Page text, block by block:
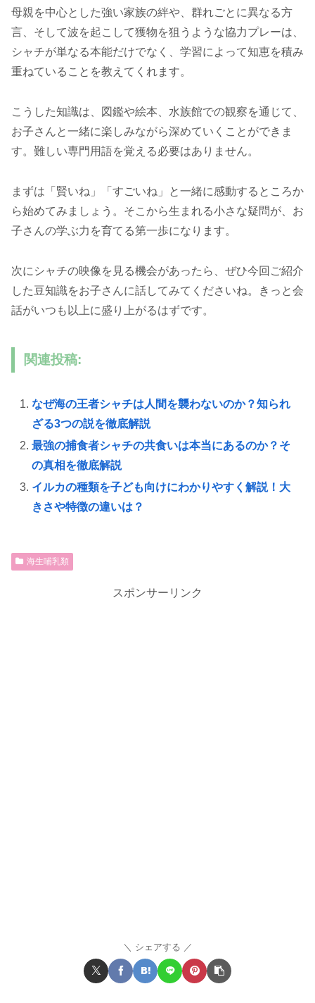
母親を中心とした強い家族の絆や、群れごとに異なる方
言、そして波を起こして獲物を狙うような協力プレーは、
シャチが単なる本能だけでなく、学習によって知恵を積み
重ねていることを教えてくれます。
こうした知識は、図鑑や絵本、水族館での観察を通じて、
お子さんと一緒に楽しみながら深めていくことができま
す。難しい専門用語を覚える必要はありません。
まずは「賢いね」「すごいね」と一緒に感動するところか
ら始めてみましょう。そこから生まれる小さな疑問が、お
子さんの学ぶ力を育てる第一歩になります。
次にシャチの映像を見る機会があったら、ぜひ今回ご紹介
した豆知識をお子さんに話してみてくださいね。きっと会
話がいつも以上に盛り上がるはずです。
関連投稿:
なぜ海の王者シャチは人間を襲わないのか？知られ
ざる3つの説を徹底解説
最強の捕食者シャチの共食いは本当にあるのか？そ
の真相を徹底解説
イルカの種類を子ども向けにわかりやすく解説！大
きさや特徴の違いは？
海生哺乳類
スポンサーリンク
シェアする